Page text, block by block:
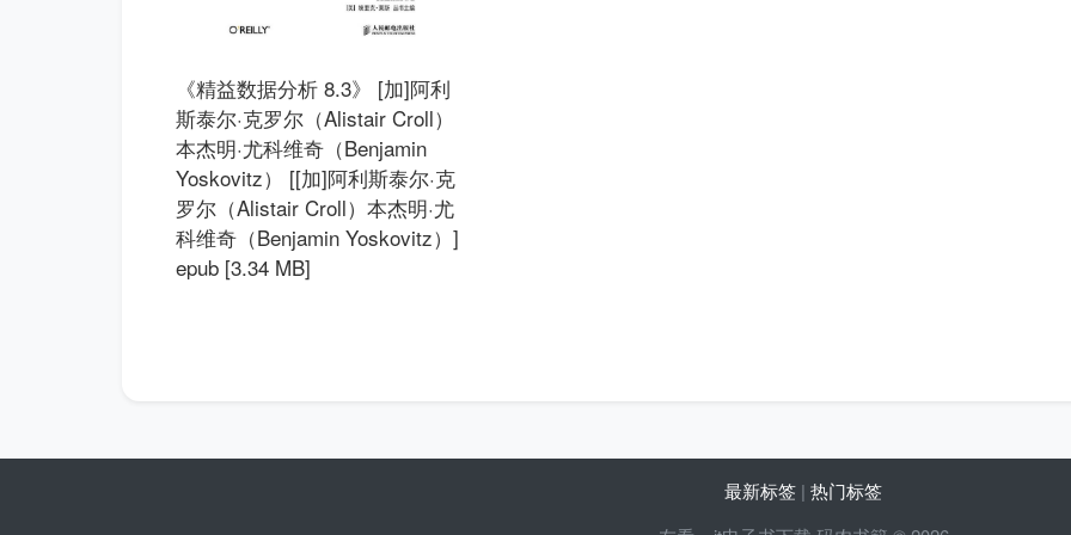
《精益数据分析 8.3》 [加]阿利
斯泰尔·克罗尔（Alistair Croll）
本杰明·尤科维奇（Benjamin
Yoskovitz） [[加]阿利斯泰尔·克
罗尔（Alistair Croll）本杰明·尤
科维奇（Benjamin Yoskovitz）]
epub [3.34 MB]
最新标签 | 热门标签